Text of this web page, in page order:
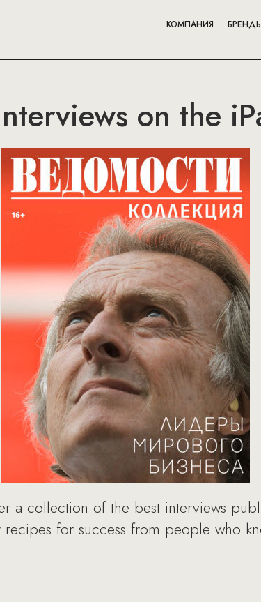
КОМПАНИЯ
on the
a collection of the best interviews
recipes for success from people who